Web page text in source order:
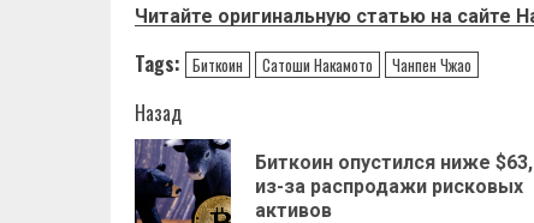
Читайте оригинальную статью на сайте
Tags: Биткоин Сатоши Накамото Чанпен Чжао
Навигация
записи
Назад
Биткоин опустился ниже
из-за распродажи рисковых
активов